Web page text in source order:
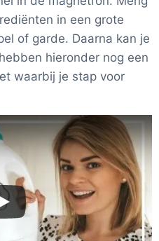
in een grote
of garde. Daarna kan je
hieronder nog een
waarbij je stap voor